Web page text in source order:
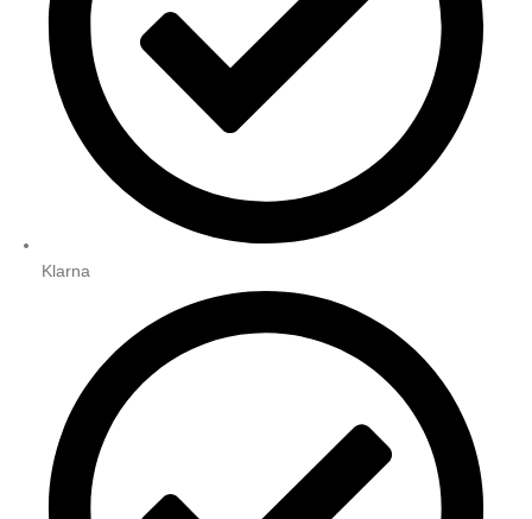
Klarna